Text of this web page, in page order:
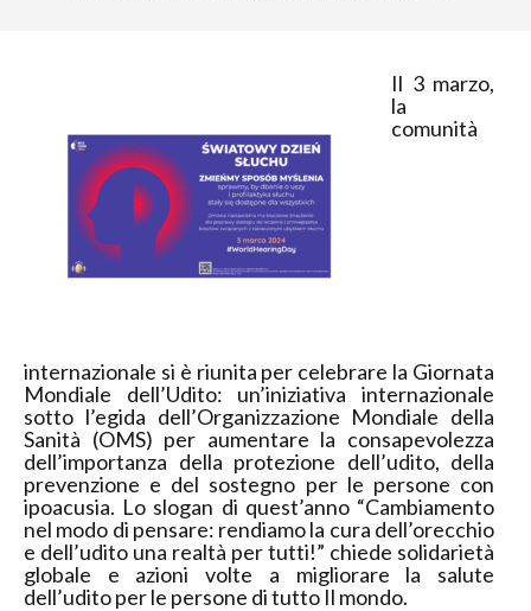
Il 3 marzo,
la
comunità
internazionale si è riunita per celebrare la Giornata
Mondiale dell’Udito: un’iniziativa internazionale
sotto l’egida dell’Organizzazione Mondiale della
Sanità (OMS) per aumentare la consapevolezza
dell’importanza della protezione dell’udito, della
prevenzione e del sostegno per le persone con
ipoacusia. Lo slogan di quest’anno “Cambiamento
nel modo di pensare: rendiamo la cura dell’orecchio
e dell’udito una realtà per tutti!” chiede solidarietà
globale e azioni volte a migliorare la salute
dell’udito per le persone di tutto Il mondo.